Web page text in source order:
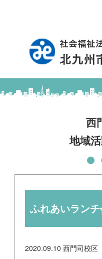
西
地域
ふれあいラン
2020.09.10 西門司校区